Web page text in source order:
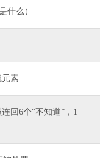
什么）
元素
回6个“不知道”，1